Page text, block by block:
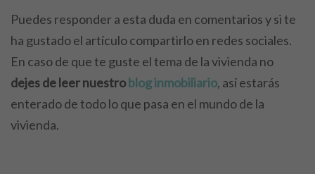
Puedes responder a esta duda en comentarios y si te
ha gustado el artículo compartirlo en redes sociales.
En caso de que te guste el tema de la vivienda no
dejes de leer nuestroblog inmobiliario, así estarás
enterado de todo lo que pasa en el mundo de la
vivienda.